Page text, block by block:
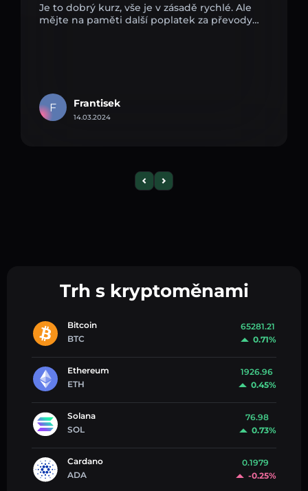
Je to dobrý kurz, vše je v zásadě rychlé. Ale
mějte na paměti další poplatek za převody…
F Frantisek
14.03.2024
Trh s kryptoměnami
Bitcoin
BTC
65281.21
0.71%
Ethereum
ETH
1926.96
0.45%
Solana
SOL
76.98
0.73%
Cardano
ADA
0.1979
-0.25%